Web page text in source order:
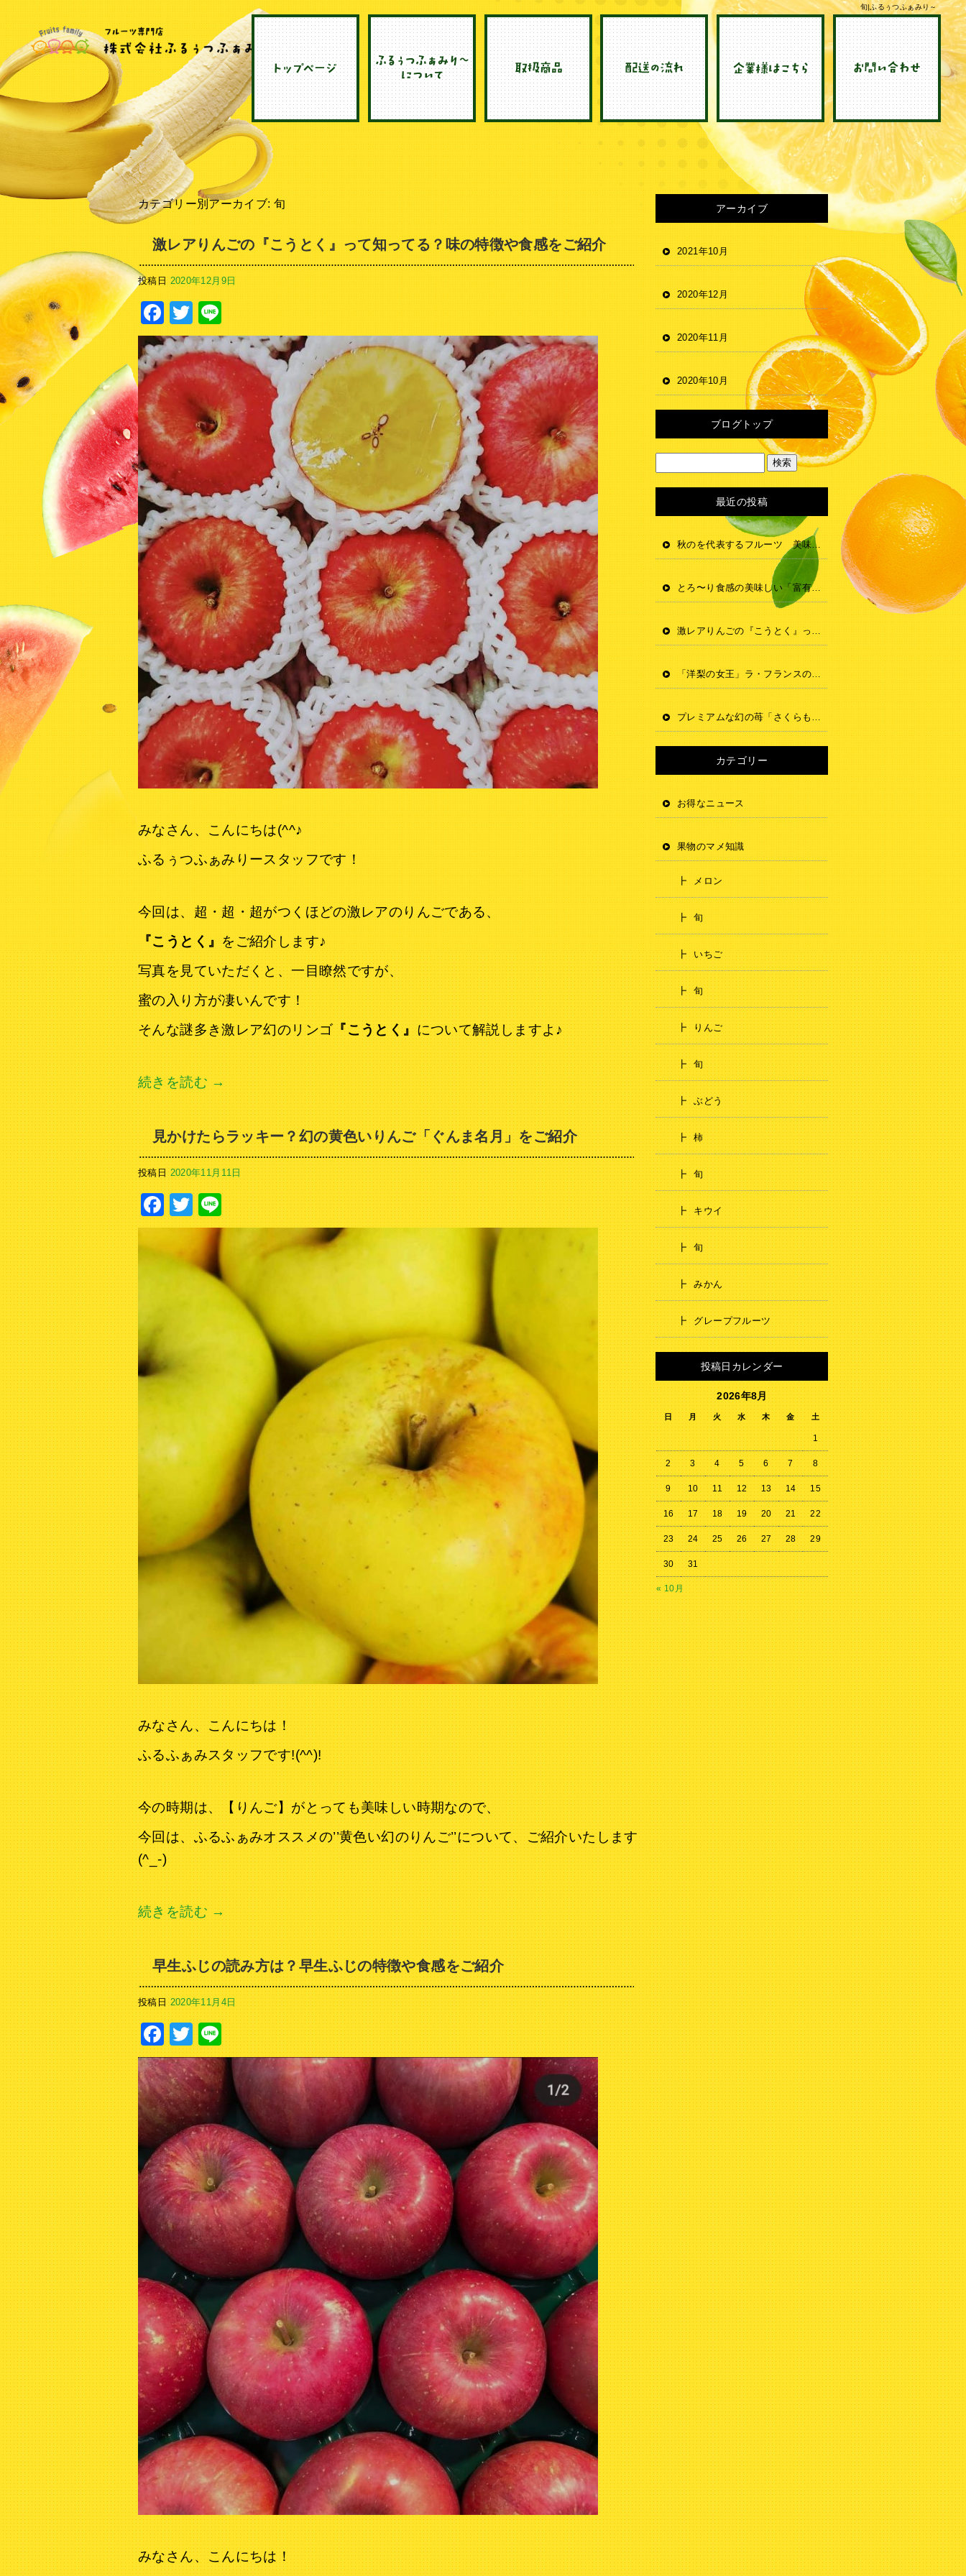
旬|ふるぅつふぁみり～
カテゴリー別アーカイブ: 旬
激レアりんごの『こうとく』って知ってる？味の特徴や食感をご紹介
投稿日 2020年12月9日
Facebook
Twitter
Line
みなさん、こんにちは(^^♪
ふるぅつふぁみりースタッフです！
今回は、超・超・超がつくほどの激レアのりんごである、
『こうとく』をご紹介します♪
写真を見ていただくと、一目瞭然ですが、
蜜の入り方が凄いんです！
そんな謎多き激レア幻のリンゴ『こうとく』について解説しますよ♪
続きを読む→
見かけたらラッキー？幻の黄色いりんご「ぐんま名月」をご紹介
投稿日 2020年11月11日
Facebook
Twitter
Line
みなさん、こんにちは！
ふるふぁみスタッフです!(^^)!
今の時期は、【りんご】がとっても美味しい時期なので、
今回は、ふるふぁみオススメの’’黄色い幻のりんご’’について、ご紹介いたします
(^_-)
続きを読む→
早生ふじの読み方は？早生ふじの特徴や食感をご紹介
投稿日 2020年11月4日
Facebook
Twitter
Line
みなさん、こんにちは！
アーカイブ
2021年10月
2020年12月
2020年11月
2020年10月
ブログトップ
最近の投稿
秋のを代表するフルーツ 美味しく召し上がれ！
とろ〜り食感の美味しい「富有柿」の特徴と食べ方をご紹介
激レアりんごの『こうとく』って知ってる？味の特徴や食感をご紹介
「洋梨の女王」ラ・フランスの食べ頃の見極め方や追熟方法のご紹介
プレミアムな幻の苺「さくらももいちご」とは！？味や特徴をご紹介
カテゴリー
お得なニュース
果物のマメ知識
メロン
旬
いちご
旬
りんご
旬
ぶどう
柿
旬
キウイ
旬
みかん
グレープフルーツ
投稿日カレンダー
2026年8月
日 月 火 水 木 金 土
« 10月
1
2 3 4 5 6 7 8
9 10 11 12 13 14 15
16 17 18 19 20 21 22
23 24 25 26 27 28 29
30 31